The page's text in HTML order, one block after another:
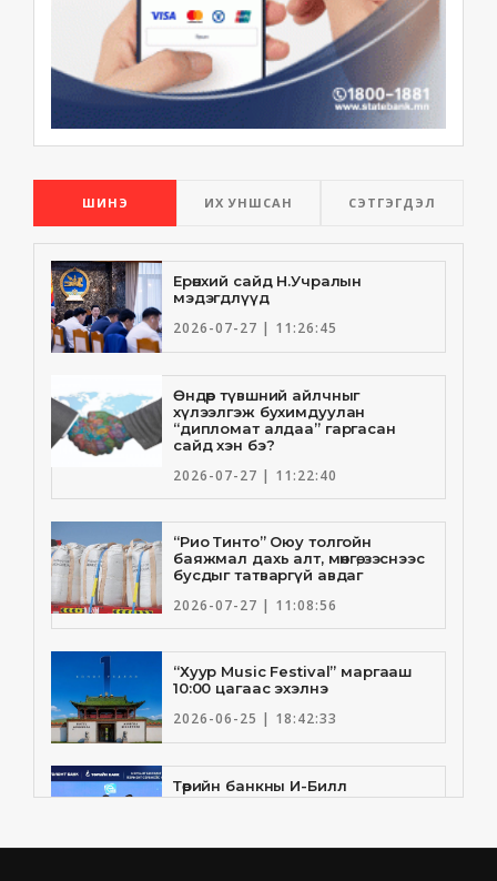
ШИНЭ ИХ УНШСАН СЭТГЭГДЭЛ
Ерөнхий сайд Н.Учралын
мэдэгдлүүд
2026-07-27 | 11:26:45
Өндөр түвшний айлчныг
хүлээлгэж бухимдуулан
“дипломат алдаа” гаргасан
сайд хэн бэ?
2026-07-27 | 11:22:40
“Рио Тинто” Оюу толгойн
баяжмал дахь алт, мөнгө, зэснээс
бусдыг татваргүй авдаг
2026-07-27 | 11:08:56
“Хуур Music Festival” маргааш
10:00 цагаас эхэлнэ
2026-06-25 | 18:42:33
Төрийн банкны И-Билл
үйлчилгээнд Голомт банк
2026-06-25 | 9:33:55